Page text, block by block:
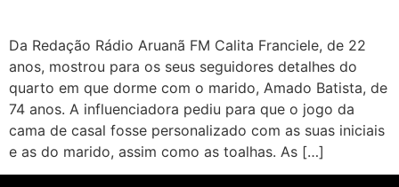
Da Redação Rádio Aruanã FM Calita Franciele, de 22
anos, mostrou para os seus seguidores detalhes do
quarto em que dorme com o marido, Amado Batista, de
74 anos. A influenciadora pediu para que o jogo da
cama de casal fosse personalizado com as suas iniciais
e as do marido, assim como as toalhas. As […]